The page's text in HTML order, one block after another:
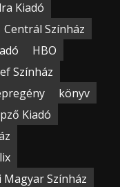
Kiadó
Centrál Színház
HBO
Színház
könyv
Kiadó
Magyar Színház